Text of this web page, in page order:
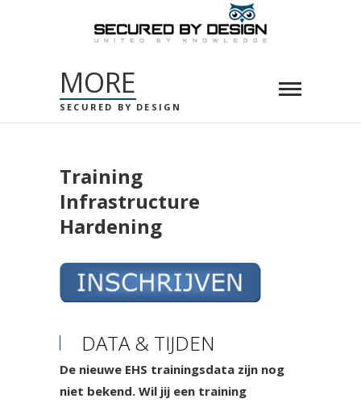
MORE
SECURED BY DESIGN
Training
Infrastructure
Hardening
DATA & TIJDEN
De nieuwe EHS trainingsdata zijn nog
niet bekend. Wil jij een training